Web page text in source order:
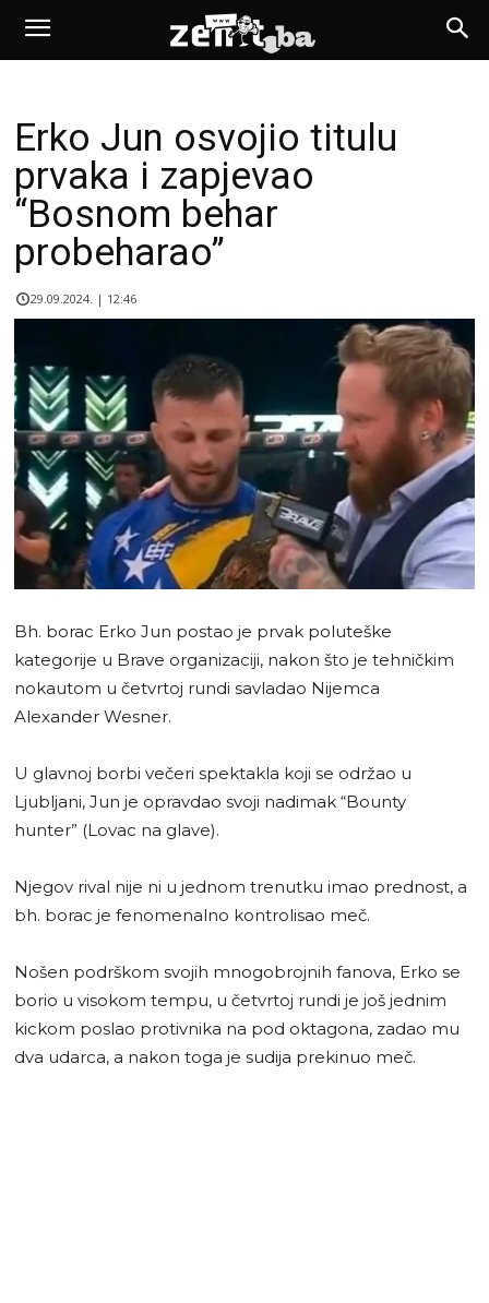
Erko Jun osvojio titulu
prvaka i zapjevao
“Bosnom behar
probeharao”
29.09.2024. | 12:46
Bh. borac Erko Jun postao je prvak poluteške
kategorije u Brave organizaciji, nakon što je tehničkim
nokautom u četvrtoj rundi savladao Nijemca
Alexander Wesner.
U glavnoj borbi večeri spektakla koji se održao u
Ljubljani, Jun je opravdao svoji nadimak “Bounty
hunter” (Lovac na glave).
Njegov rival nije ni u jednom trenutku imao prednost, a
bh. borac je fenomenalno kontrolisao meč.
Nošen podrškom svojih mnogobrojnih fanova, Erko se
borio u visokom tempu, u četvrtoj rundi je još jednim
kickom poslao protivnika na pod oktagona, zadao mu
dva udarca, a nakon toga je sudija prekinuo meč.